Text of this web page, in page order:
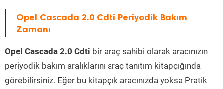
Opel Cascada 2.0 Cdti Periyodik Bakım
Zamanı
Opel Cascada 2.0 Cdti bir araç sahibi olarak aracınızın
periyodik bakım aralıklarını araç tanıtım kitapçığında
görebilirsiniz. Eğer bu kitapçık aracınızda yoksa Pratik